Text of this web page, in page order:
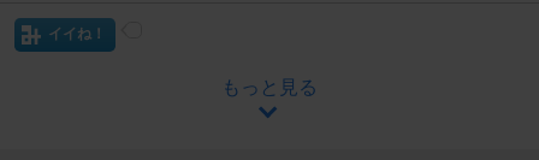
イイね！
もっと見る